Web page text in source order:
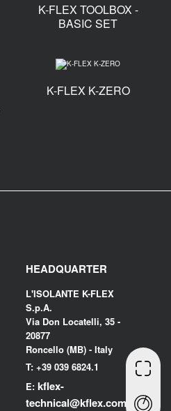
K-FLEX TOOLBOX -
BASIC SET
K-FLEX K-ZERO
HEADQUARTER
L'ISOLANTE K-FLEX
S.p.A.
Via Don Locatelli, 35 -
20877
Roncello (MB) - Italy
T: +39 039 6824.1
E: kflex-
technical@kflex.com